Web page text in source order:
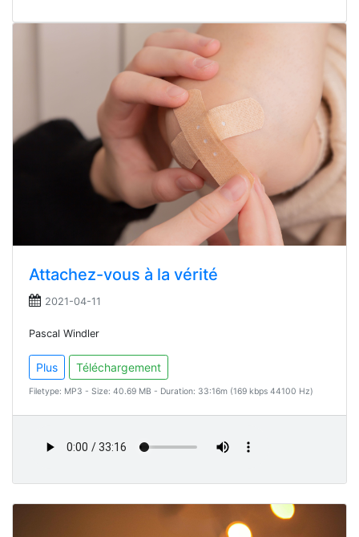
Attachez-vous à la vérité
2021-04-11
Pascal Windler
Plus Téléchargement
Filetype: MP3 - Size: 40.69 MB - Duration: 33:16m (169 kbps 44100 Hz)